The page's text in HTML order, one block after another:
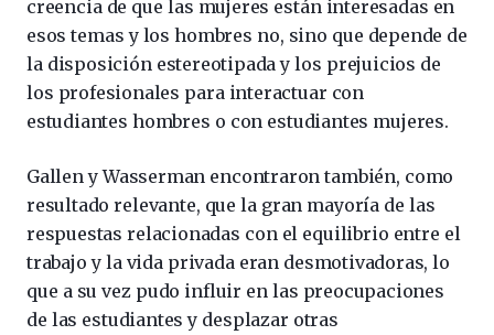
creencia de que las mujeres están interesadas en
esos temas y los hombres no, sino que depende de
la disposición estereotipada y los prejuicios de
los profesionales para interactuar con
estudiantes hombres o con estudiantes mujeres.
Gallen y Wasserman encontraron también, como
resultado relevante, que la gran mayoría de las
respuestas relacionadas con el equilibrio entre el
trabajo y la vida privada eran desmotivadoras, lo
que a su vez pudo influir en las preocupaciones
de las estudiantes y desplazar otras